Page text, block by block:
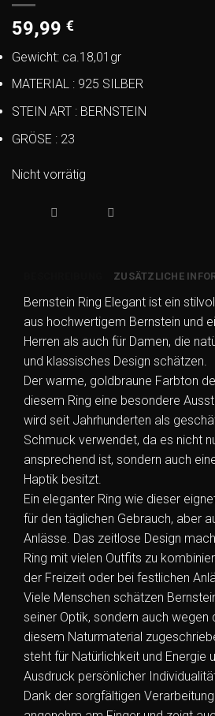
59,99 €
Gewicht: ca.18,01gr
MATERIAL : 925 SILBER
STEIN ART : BERNSTEIN
GRÖSE : 23
Nicht vorrätig
ZUSÄTZLICHE
Bernstein Ring Elegant ist ein
aus hochwertigem Bernstein und
Herren als auch für Damen, die
und klassisches Design schätzen.
Der warme, goldbraune Farbton
diesem Ring eine besondere
wird seit Jahrhunderten als
Schmuck verwendet, da es nicht
ansprechend ist, sondern auch
Haptik besitzt.
Ein eleganter Ring wie dieser
für den täglichen Gebrauch, aber
Anlässe. Das zeitlose Design
Ring mit vielen Outfits zu
der Freizeit oder bei festlichen
Viele Menschen schätzen
seiner Optik, sondern auch wegen
diesem Naturmaterial
steht für Natürlichkeit und Energie
Ausdruck persönlicher
Dank der sorgfältigen